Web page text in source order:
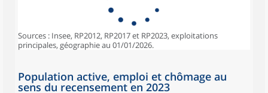
Sources : Insee, RP2012, RP2017 et RP2023, exploitations
principales, géographie au 01/01/2026.
Population active, emploi et chômage au
sens du recensement en 2023